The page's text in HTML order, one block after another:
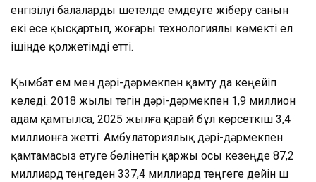
енгізілуі балаларды шетелде емдеуге жіберу санын
екі есе қысқартып, жоғары технологиялы көмекті ел
ішінде қолжетімді етті.
Қымбат ем мен дәрі-дәрмекпен қамту да кеңейіп
келеді. 2018 жылы тегін дәрі-дәрмекпен 1,9 миллион
адам қамтылса, 2025 жылға қарай бұл көрсеткіш 3,4
миллионға жетті. Амбулаториялық дәрі-дәрмекпен
қамтамасыз етуге бөлінетін қаржы осы кезеңде 87,2
миллиард теңгеден 337,4 миллиард теңгеге дейін үш